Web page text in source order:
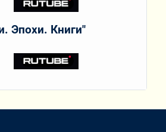
Эпохи. Книги"